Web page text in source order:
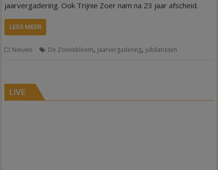
jaarvergadering. Ook Trijnie Zoer nam na 23 jaar afscheid.
LEES MEER
Nieuws De Zonnebloem, Jaarvergadering, jubilarissen
LIVE